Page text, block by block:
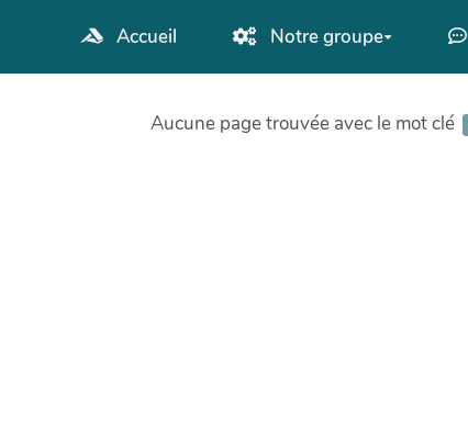
Aller au contenu principal
Accueil Notre groupe
Aucune page trouvée avec le mot clé